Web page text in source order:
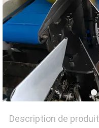
Description de produit